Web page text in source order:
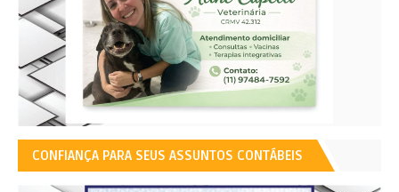
CONFIANÇA PARA SEUS ASSUNTOS CONTÁBEIS